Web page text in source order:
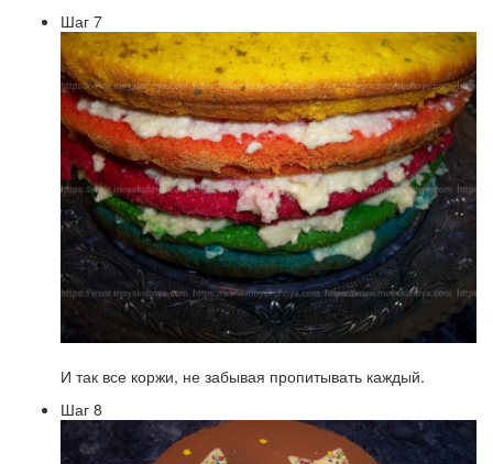
Шаг 7
И так все коржи, не забывая пропитывать каждый.
Шаг 8